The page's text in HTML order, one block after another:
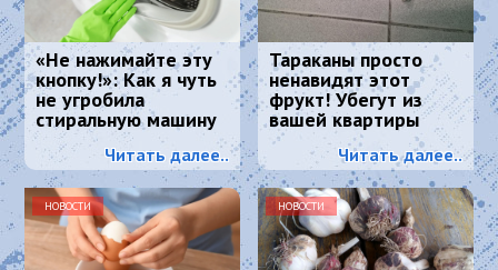
«Не нажимайте эту
кнопку!»: Как я чуть
не угробила
стиральную машину
и что спасло
ситуациюЧитать далее..
Тараканы просто
ненавидят этот
фрукт! Убегут из
вашей квартиры
навсегда
Читать далее..
НОВОСТИ НОВОСТИ